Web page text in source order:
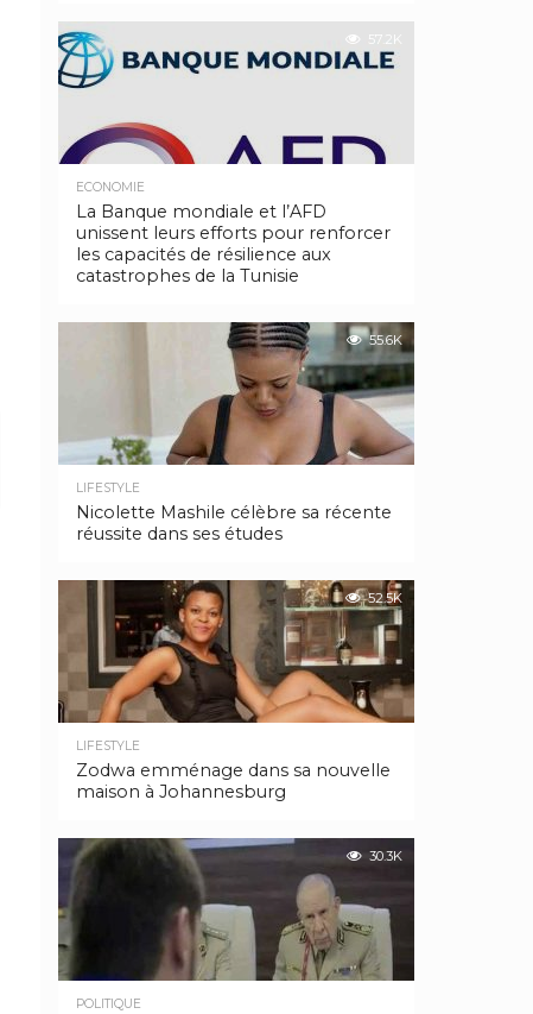
57.2K
ECONOMIE
La Banque mondiale et l’AFD
unissent leurs efforts pour renforcer
les capacités de résilience aux
catastrophes de la Tunisie
55.6K
LIFESTYLE
Nicolette Mashile célèbre sa récente
réussite dans ses études
52.5K
LIFESTYLE
Zodwa emménage dans sa nouvelle
maison à Johannesburg
30.3K
POLITIQUE